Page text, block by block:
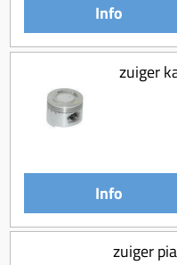
Info
zuiger
Info
zuiger